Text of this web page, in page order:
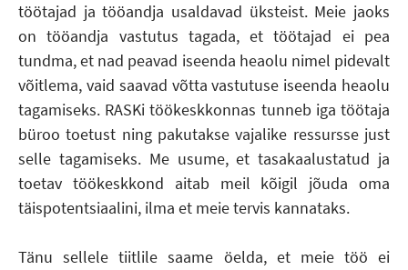
töötajad ja tööandja usaldavad üksteist. Meie jaoks
on tööandja vastutus tagada, et töötajad ei pea
tundma, et nad peavad iseenda heaolu nimel pidevalt
võitlema, vaid saavad võtta vastutuse iseenda heaolu
tagamiseks. RASKi töökeskkonnas tunneb iga töötaja
büroo toetust ning pakutakse vajalike ressursse just
selle tagamiseks. Me usume, et tasakaalustatud ja
toetav töökeskkond aitab meil kõigil jõuda oma
täispotentsiaalini, ilma et meie tervis kannataks.
Tänu sellele tiitlile saame öelda, et meie töö ei